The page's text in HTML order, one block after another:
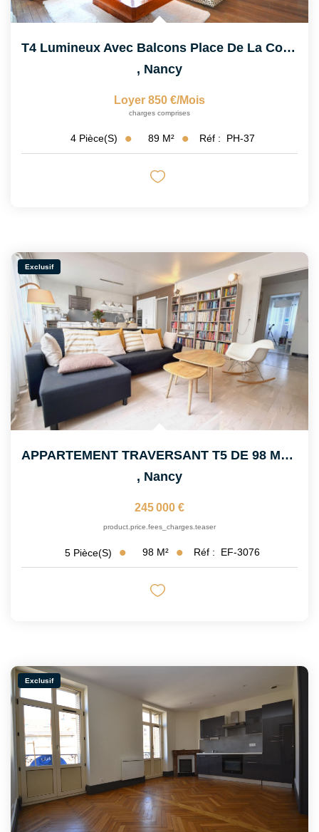
T4 Lumineux Avec Balcons Place De La Commanderie
, Nancy
Loyer 850 €/mois
charges comprises
4 Pièce(s) 89 M² Réf : PH-37
Exclusif
APPARTEMENT TRAVERSANT T5 DE 98 M2 AVEC CAVE
, Nancy
245 000 €
product.price.fees_charges.teaser
5 Pièce(s) 98 M² Réf : EF-3076
Exclusif